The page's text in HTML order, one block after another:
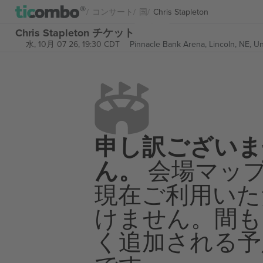
コンサート 国 Chris Stapleton
Chris Stapleton チケット
水, 10月 07 26, 19:30 CDT Pinnacle Bank Arena, Lincoln, NE,
申し訳ござい
ん。 会場マッ
現在ご利用い
けません。間
く追加される